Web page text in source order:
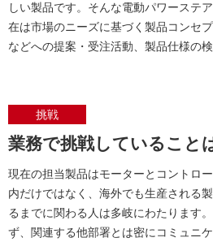
しい製品です。そんな電動パワーステ
在は市場のニーズに基づく製品コンセ
などへの提案・受注活動、製品仕様の
挑戦
業務で挑戦していること
現在の担当製品はモーターとコントロ
内だけではなく、海外でも生産される
るまでに関わる人は多岐にわたります
ず、関連する他部署とは密にコミュニ